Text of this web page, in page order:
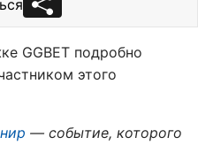
GGBET подробно
этого
— событие, которого